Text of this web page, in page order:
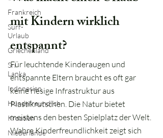
Frankreich
Surf-
Urlaub
Griechenland
Sri
Lanka
Indonesien
Hundefreundlich
Kroatien
Niederlande
mit Kindern wirklich
entspannt?
Für leuchtende Kinderaugen und
entspannte Eltern braucht es oft gar
keine riesige Infrastruktur aus
Plastikrutschen. Die Natur bietet
meistens den besten Spielplatz der Welt.
Wahre Kinderfreundlichkeit zeigt sich